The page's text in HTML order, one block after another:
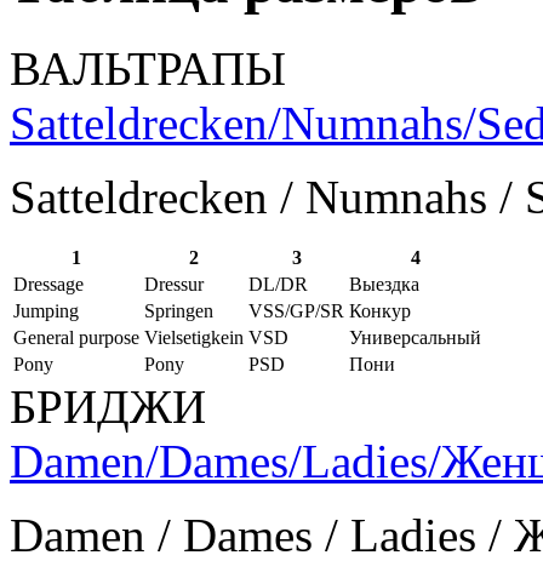
ВАЛЬТРАПЫ
Satteldrecken/Numnahs/
Satteldrecken / Numnahs /
1 2 3
4
Dressage
Dressur DL/DR
Выездка
Jumping
Springen VSS/GP/SR Конкур
General purpose Vielsetigkein VSD
Универсальный
Pony
Pony PSD Пони
БРИДЖИ
Damen/Dames/Ladies/
Damen / Dames / Ladies